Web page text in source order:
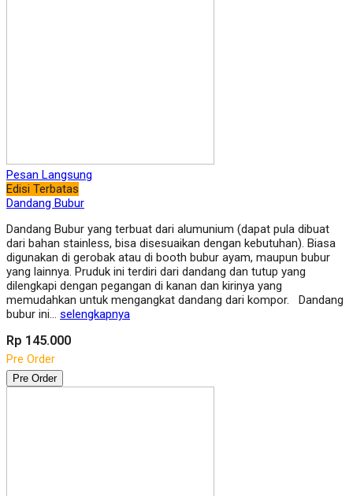
Pesan Langsung
Edisi Terbatas
Dandang Bubur
Dandang Bubur yang terbuat dari alumunium (dapat pula dibuat
dari bahan stainless, bisa disesuaikan dengan kebutuhan). Biasa
digunakan di gerobak atau di booth bubur ayam, maupun bubur
yang lainnya. Pruduk ini terdiri dari dandang dan tutup yang
dilengkapi dengan pegangan di kanan dan kirinya yang
memudahkan untuk mengangkat dandang dari kompor. Dandang
bubur ini… selengkapnya
Rp 145.000
Pre Order
Pre Order